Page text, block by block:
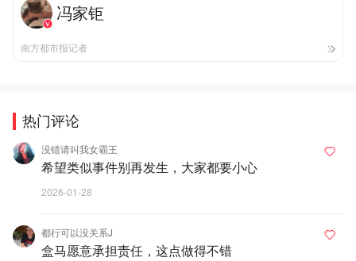
冯家钜
南方都市报记者
热门评论
没错请叫我女霸王
希望类似事件别再发生，大家都要小心
2026-01-28
都行可以没关系J
盒马愿意承担责任，这点做得不错